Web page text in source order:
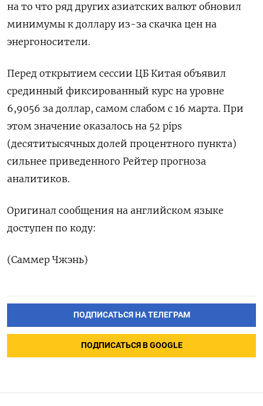
на то что ряд других азиатских валют обновил
минимумы к доллару из-за скачка цен на
энергоносители.
Перед открытием сессии ЦБ Китая объявил ​
срединный фиксированный курс на ⁠уровне
6,9056 за доллар, самом слабом с 16 марта. ‌При
этом значение оказалось на 52 ‌pips
(десятитысячных долей процентного пункта)
сильнее приведенного Рейтер прогноза ​
аналитиков.
Оригинал сообщения на английском языке
‌доступен по коду:
(Саммер Чжэнь)
ПОДПИСАТЬСЯ НА ТЕЛЕГРАМ
ПОДПИСАТЬСЯ В GOOGLE